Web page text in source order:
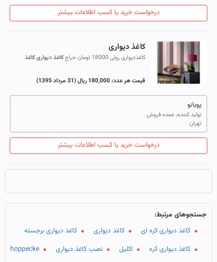
درخواست خرید یا کسب اطلاعات بیشتر
کاغذدیواری
کاغذدیواری رولی 18000 تومان حراج کاغذدیواریکاغذ
قیمت هر عدد:180,000 ریال (31 مرداد 1395)
پویانو
تولید کننده، عمده فروش
تهران
درخواست خرید یا کسب اطلاعات بیشتر
جستجوهای مرتبط:
کاغذ دیواری کره ای
کاغذ دیواری
کاغذ دیواری برجسته
کاغذ دیواری کره
اکلیل نصب کاغذ دیواری
hoppecke